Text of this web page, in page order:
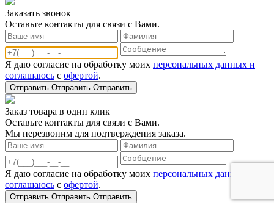
Заказать звонoк
Оставьте контакты для связи с Вами.
Я даю согласие на обработку моих персональных данных и
соглашаюсь с офертой.
Отправить Отправить Отправить
Заказ товара в один клик
Оставьте контакты для связи с Вами.
Мы перезвоним для подтверждения заказа.
Я даю согласие на обработку моих персональных данных и
соглашаюсь с офертой.
Отправить Отправить Отправить